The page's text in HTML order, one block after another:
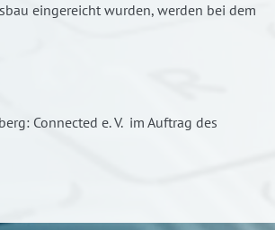
eingereicht wurden, werden bei dem
Connected e. V. im Auftrag des